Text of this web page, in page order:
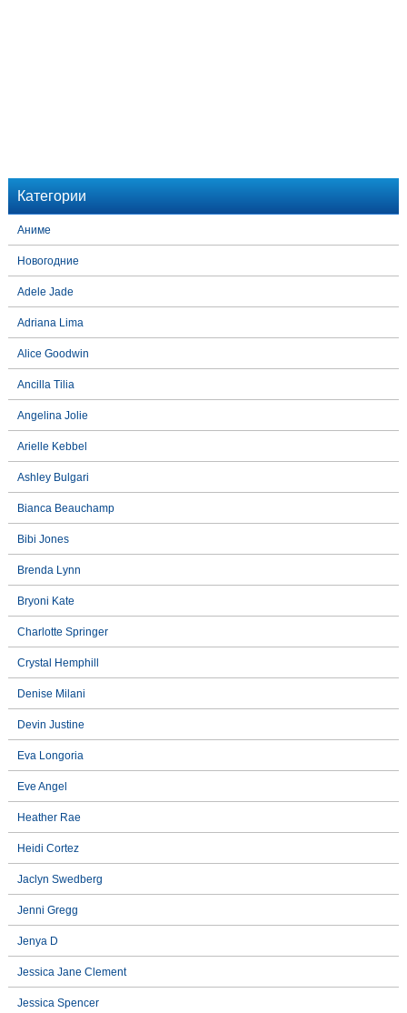
Категории
Аниме
Новогодние
Adele Jade
Adriana Lima
Alice Goodwin
Ancilla Tilia
Angelina Jolie
Arielle Kebbel
Ashley Bulgari
Bianca Beauchamp
Bibi Jones
Brenda Lynn
Bryoni Kate
Charlotte Springer
Crystal Hemphill
Denise Milani
Devin Justine
Eva Longoria
Eve Angel
Heather Rae
Heidi Cortez
Jaclyn Swedberg
Jenni Gregg
Jenya D
Jessica Jane Clement
Jessica Spencer